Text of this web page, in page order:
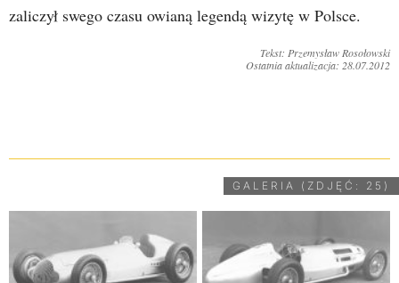
zaliczył swego czasu owianą legendą wizytę w Polsce.
Tekst: Przemysław Rosołowski
Ostatnia aktualizacja: 28.07.2012
GALERIA (ZDJĘĆ: 25)